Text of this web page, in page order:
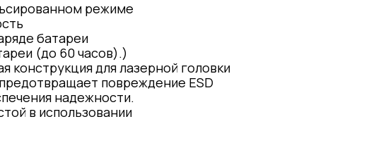
режиме
батареи
(до 60 часов).)
конструкция для лазерной головки
повреждение ESD
надежности.
в использовании